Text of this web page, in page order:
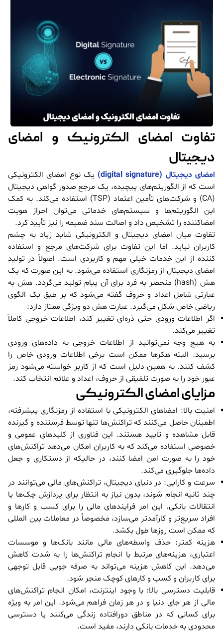
تفاوت امضای الکترونیک و امضای
دیجیتال
امضای دیجیتال (digital signature)
یک نوع امضای الکترونیکی
است که از الگوریتم‌های پیچیده، یک مرجع صدور گواهی دیجیتال
(CA) و شرکت‌های تأمین اعتماد (TSP) استفاده می‌کند. به کمک
این الگوریتم‌ها و سیستم‌های خدماتی می‌توان احراز هویت
امضاکننده را تشخیص داد و اصالت سند ضمیمه را نیز تأیید کرد.
تفاوت میان امضای دیجیتال و الکترونیکی شاید زیاد به چشم
کاربران نیاید. اما این تفاوت برای شرکت‌های مرجع و استفاده
کننده از این خدمات خیلی مهم و کاربردی است. اصولاً در تولید
امضای دیجیتال از رمزنگاری استفاده می‌شود. به این صورت که یک
هش (hash) منحصر به فرد برای آن پیام تولید می‌گردد. هش به
عبارتی شامل اعداد و حروف گفته می‌شود که بر طبق یک الگوی
ریاضی خاص شکل می‌گیرد. عبارت هش دو ویژگی ممتاز دارد:
اگر اطلاعات ورودی حتی ذره‌ای تغییر کند، اطلاعات خروجی کاملاً
تغییر می‌کند.
به هیچ وجه نمی‌توانید از اطلاعات خروجی به داده‌های ورودی
برسید. البته هکرها ممکن است برخی اطلاعات ورودی خاص را
کشف کنند. به همین دلیل است که از کاربر خواسته می‌شود رمز
عبور خود را به صورت تلفیقی از حروف، اعداد و علائم انتخاب کند.
مزایای امضای الکترونیکی
امنیت بالا: امضاهای الکترونیکی با استفاده از رمزنگاری پیشرفته،
اطمینان حاصل می‌کنند که تراکنش‌ها تنها توسط فرستنده و گیرنده
قابل مشاهده و تایید هستند. این فناوری از کلیدهای عمومی و
خصوصی استفاده می‌کند که به کاربران امکان می‌دهد تراکنش‌های
خود را به صورت امن امضا کنند، در حالیکه از دستکاری و جعل
داده‌ها جلوگیری می‌کند.
سرعت و کارایی: در دنیای دیجیتال، تراکنش‌های مالی می‌توانند در
چند ثانیه انجام شوند، بدون نیاز به انتظار برای پردازش چک‌ها یا
انتقالات بانکی. این امر فرایندهای مالی را برای کسب و کارها و
افراد سریع‌تر و کارآمدتر می‌سازد، مخصوصاً در معاملات بین المللی
که ممکن است روزها طول بکشد.
هزینه کمتر: حذف واسطه‌های مالی مانند بانک‌ها و موسسات
اعتباری، هزینه‌های مرتبط با انجام تراکنش‌ها را به شدت کاهش
می‌دهد. این کاهش هزینه می‌تواند به صرفه جویی قابل توجهی
برای کاربران و کسب و کارهای کوچک منجر شود.
قابلیت دسترسی بالا: با وجود اینترنت، امکان انجام تراکنش‌های
مالی از هر جای دنیا و در هر زمان فراهم می‌شود. این امر به ویژه
برای کسانی که در مناطق دورافتاده زندگی می‌کنند یا دسترسی
محدودی به خدمات بانکی دارند، مفید است.